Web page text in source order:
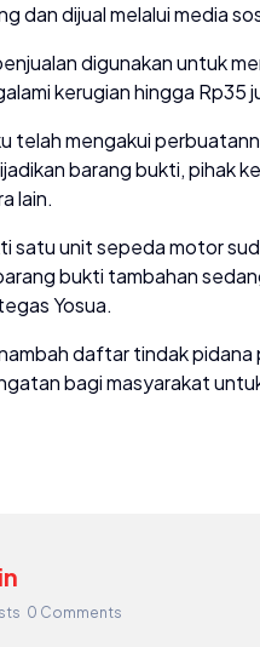
dan dijual melalui media
digunakan untuk
kerugian hingga Rp35
telah mengakui
barang bukti, pihak
lain.
satu unit sepeda motor
bukti tambahan
Yosua.
daftar tindak
bagi masyarakat
0 Comments